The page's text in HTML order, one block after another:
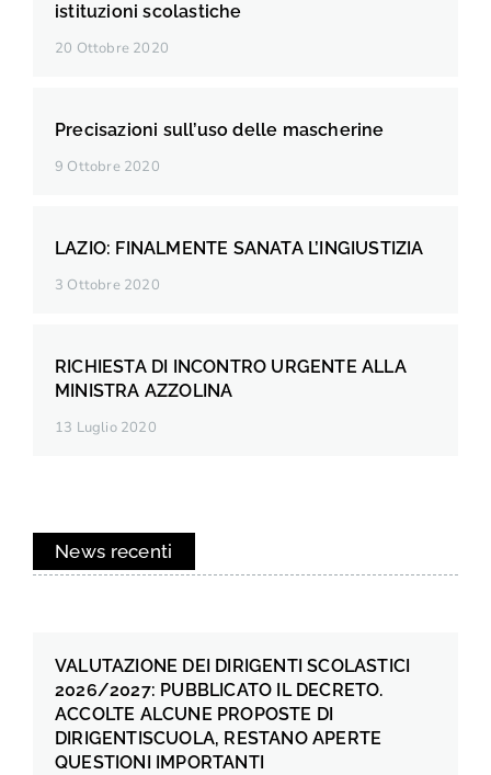
istituzioni scolastiche
20 Ottobre 2020
Precisazioni sull’uso delle mascherine
9 Ottobre 2020
LAZIO: FINALMENTE SANATA L’INGIUSTIZIA
3 Ottobre 2020
RICHIESTA DI INCONTRO URGENTE ALLA
MINISTRA AZZOLINA
13 Luglio 2020
News recenti
VALUTAZIONE DEI DIRIGENTI SCOLASTICI
2026/2027: PUBBLICATO IL DECRETO.
ACCOLTE ALCUNE PROPOSTE DI
DIRIGENTISCUOLA, RESTANO APERTE
QUESTIONI IMPORTANTI